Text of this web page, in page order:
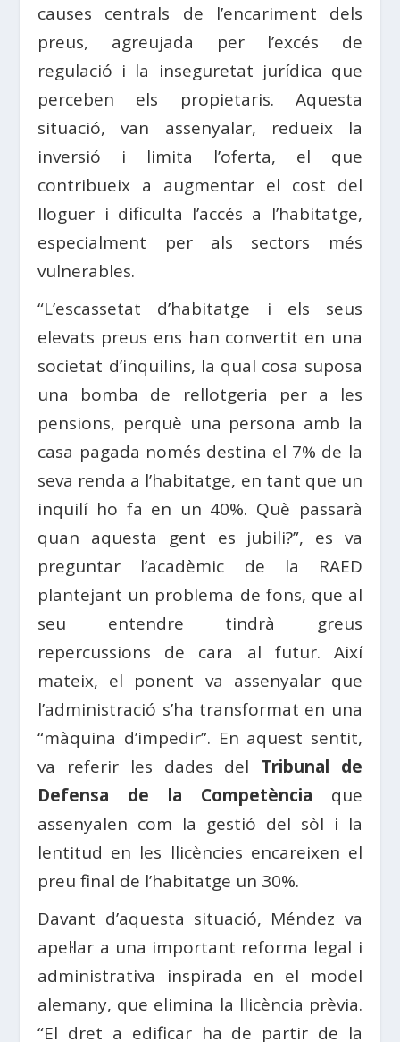
causes centrals de l’encariment dels
preus, agreujada per l’excés de
regulació i la inseguretat jurídica que
perceben els propietaris. Aquesta
situació, van assenyalar, redueix la
inversió i limita l’oferta, el que
contribueix a augmentar el cost del
lloguer i dificulta l’accés a l’habitatge,
especialment per als sectors més
vulnerables.
“L’escassetat d’habitatge i els seus
elevats preus ens han convertit en una
societat d’inquilins, la qual cosa suposa
una bomba de rellotgeria per a les
pensions, perquè una persona amb la
casa pagada només destina el 7% de la
seva renda a l’habitatge, en tant que un
inquilí ho fa en un 40%. Què passarà
quan aquesta gent es jubili?”, es va
preguntar l’acadèmic de la RAED
plantejant un problema de fons, que al
seu entendre tindrà greus
repercussions de cara al futur. Així
mateix, el ponent va assenyalar que
l’administració s’ha transformat en una
“màquina d’impedir”. En aquest sentit,
va referir les dades del Tribunal de
Defensa de la Competència que
assenyalen com la gestió del sòl i la
lentitud en les llicències encareixen el
preu final de l’habitatge un 30%.
Davant d’aquesta situació, Méndez va
apel·lar a una important reforma legal i
administrativa inspirada en el model
alemany, que elimina la llicència prèvia.
“El dret a edificar ha de partir de la